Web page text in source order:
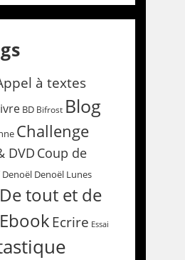
à textes
BD Bifrost Blog
Challenge
DVD Coup de
Denoël Denoël Lunes
De tout et de
EbookEcrire Essai